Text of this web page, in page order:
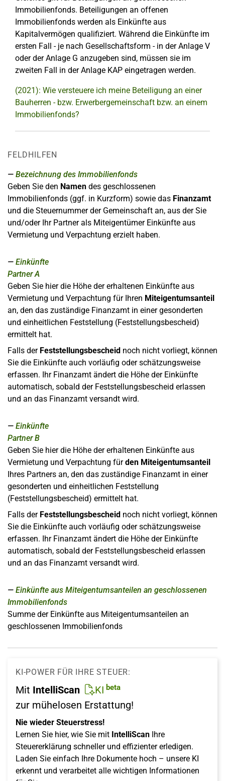
Immobilienfonds. Beteiligungen an offenen
Immobilienfonds werden als Einkünfte aus
Kapitalvermögen qualifiziert. Während die Einkünfte im
ersten Fall - je nach Gesellschaftsform - in der Anlage V
oder der Anlage G anzugeben sind, müssen sie im
zweiten Fall in der Anlage KAP eingetragen werden.
(2021): Wie versteuere ich meine Beteiligung an einer
Bauherren - bzw. Erwerbergemeinschaft bzw. an einem
Immobilienfonds?
FELDHILFEN
Bezeichnung des Immobilienfonds
Geben Sie den Namen des geschlossenen
Immobilienfonds (ggf. in Kurzform) sowie das Finanzamt
und die Steuernummer der Gemeinschaft an, aus der Sie
und/oder Ihr Partner als Miteigentümer Einkünfte aus
Vermietung und Verpachtung erzielt haben.
Einkünfte
Partner A
Geben Sie hier die Höhe der erhaltenen Einkünfte aus
Vermietung und Verpachtung für Ihren Miteigentumsanteil
an, den das zuständige Finanzamt in einer gesonderten
und einheitlichen Feststellung (Feststellungsbescheid)
ermittelt hat.
Falls der Feststellungsbescheid noch nicht vorliegt, können
Sie die Einkünfte auch vorläufig oder schätzungsweise
erfassen. Ihr Finanzamt ändert die Höhe der Einkünfte
automatisch, sobald der Feststellungsbescheid erlassen
und an das Finanzamt versandt wird.
Einkünfte
Partner B
Geben Sie hier die Höhe der erhaltenen Einkünfte aus
Vermietung und Verpachtung fürden Miteigentumsanteil
Ihres Partners an, den das zuständige Finanzamt in einer
gesonderten und einheitlichen Feststellung
(Feststellungsbescheid) ermittelt hat.
Falls der Feststellungsbescheid noch nicht vorliegt, können
Sie die Einkünfte auch vorläufig oder schätzungsweise
erfassen. Ihr Finanzamt ändert die Höhe der Einkünfte
automatisch, sobald der Feststellungsbescheid erlassen
und an das Finanzamt versandt wird.
Einkünfte aus Miteigentumsanteilen an geschlossenen
Immobilienfonds
Summe der Einkünfte aus Miteigentumsanteilen an
geschlossenen Immobilienfonds
KI-POWER FÜR IHRE STEUER:
Mit IntelliScan KI beta
zur mühelosen Erstattung!
Nie wieder Steuerstress!
Lernen Sie hier, wie Sie mit IntelliScan Ihre
Steuererklärung schneller und effizienter erledigen.
Laden Sie einfach Ihre Dokumente hoch – unsere KI
erkennt und verarbeitet alle wichtigen Informationen